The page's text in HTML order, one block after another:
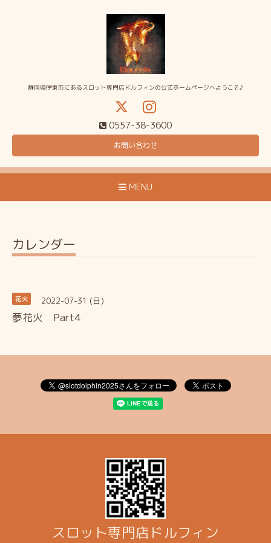
静岡県伊東市にあるスロット専門店ドルフィンの公式ホームページへようこそ♪
0557-38-3600
お問い合わせ
MENU
カレンダー
花火 2022-07-31 (日)
夢花火 Part4
スロット専門店ドルフィン